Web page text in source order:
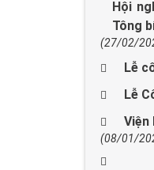
Hội
Tông
(27/02/
Lễ
Lễ
Viện
(08/01/